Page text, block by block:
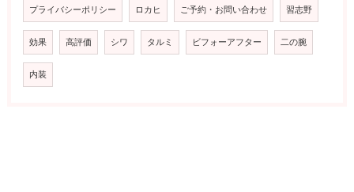
プライバシーポリシー ロカヒ ご予約・お問い合わせ 習志野
効果 高評価 シワ タルミ ビフォーアフター 二の腕
内装